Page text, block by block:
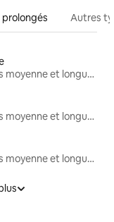
Autres
Locations moyenne et longue durée
Locations moyenne et longue durée
Locations moyenne et longue durée